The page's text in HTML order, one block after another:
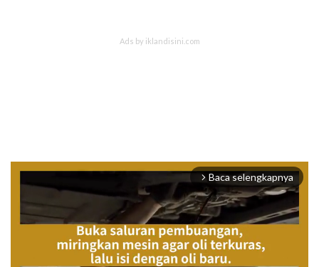
arrow_forward_ios Baca selengkapnya